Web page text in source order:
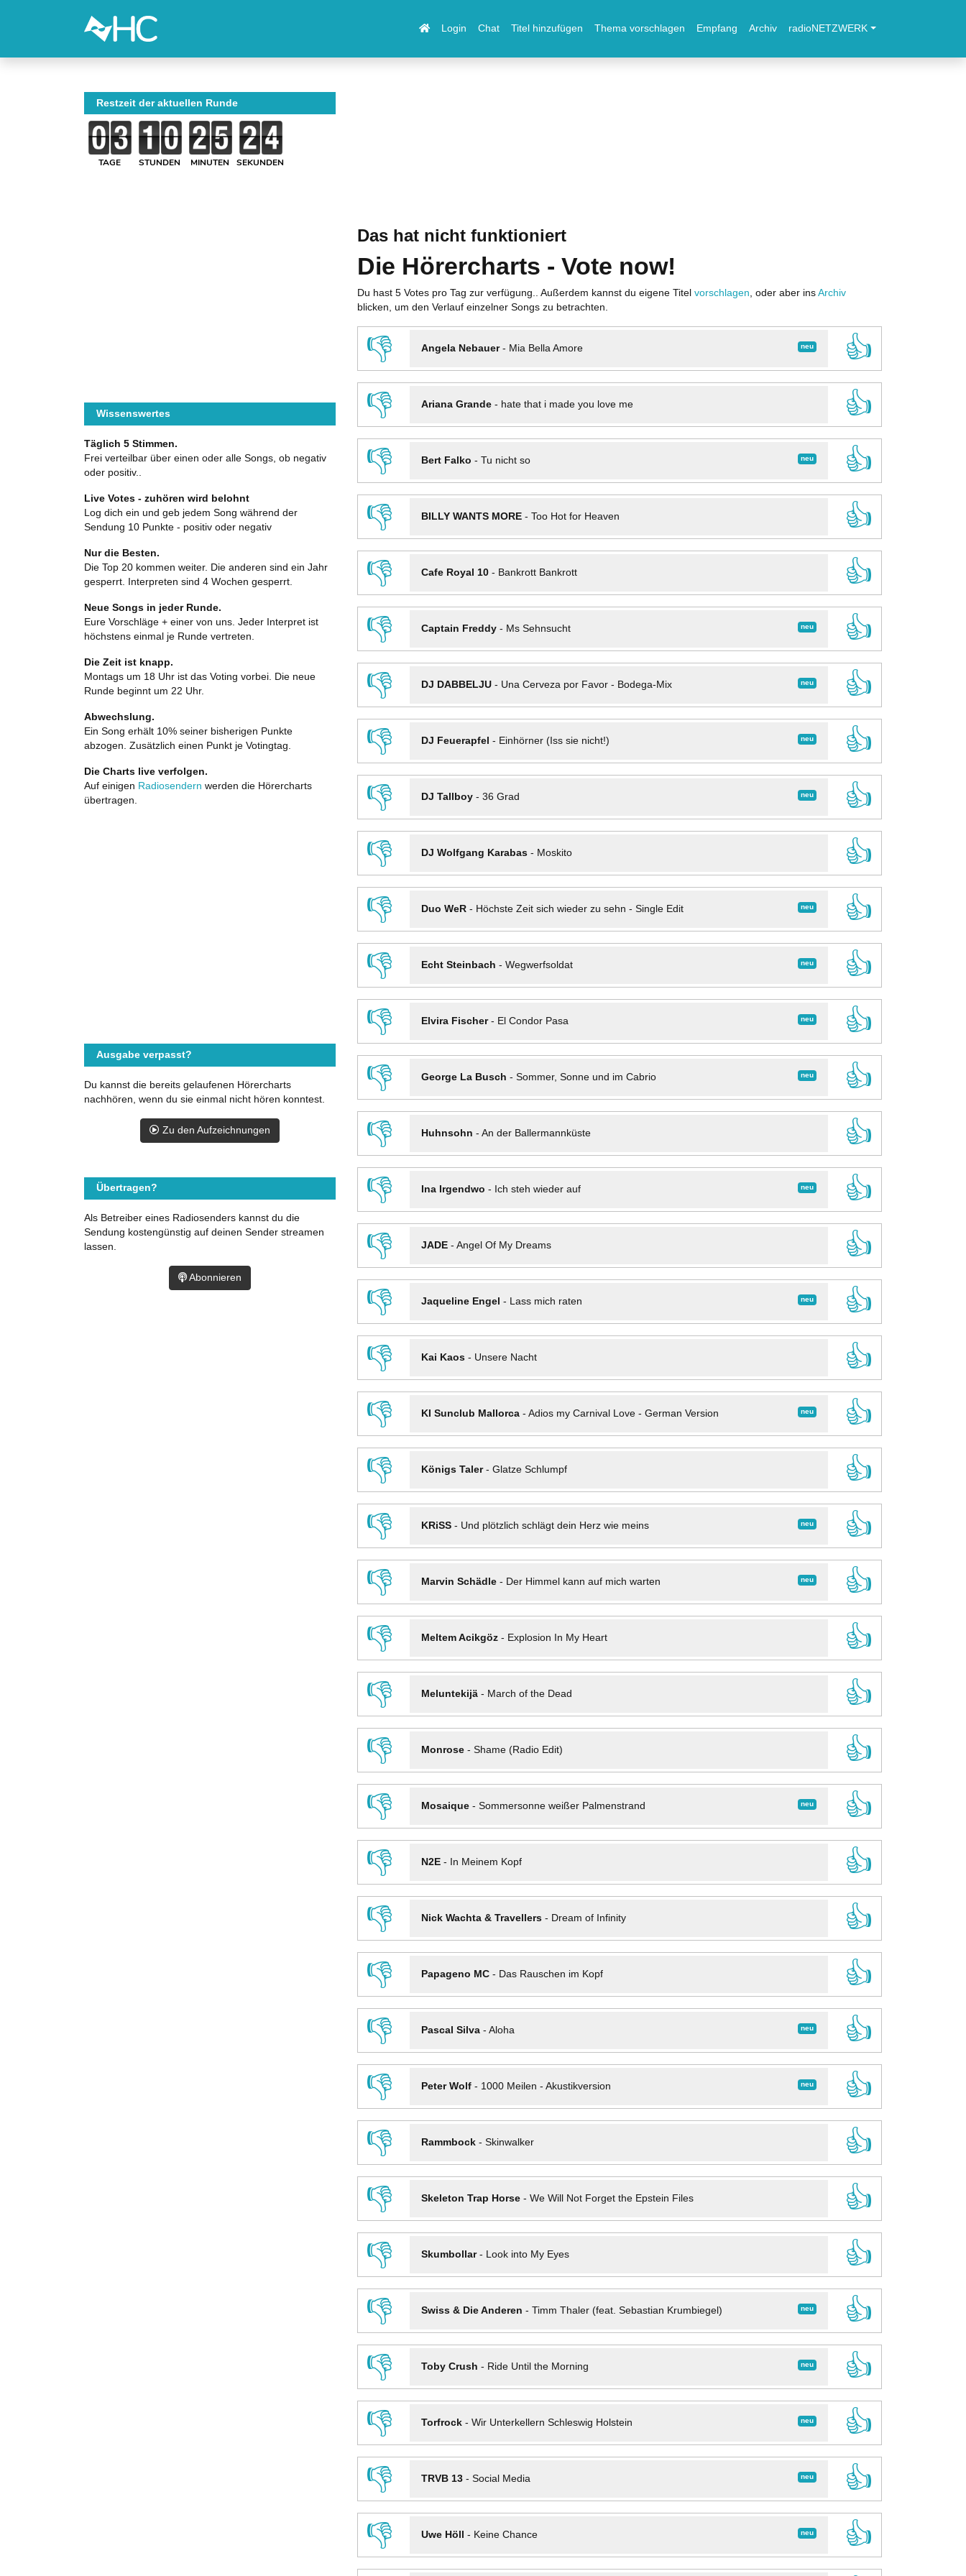
Login Chat Titel hinzufügen Thema vorschlagen Empfang Archiv radioNETZWERK
Das hat nicht funktioniert
Die Hörercharts - Vote now!
Du hast 5 Votes pro Tag zur verfügung.. Außerdem kannst du eigene Titel vorschlagen , oder aber ins Archiv
blicken, um den Verlauf einzelner Songs zu betrachten.
👎 neu
Angela Nebauer- Mia Bella Amore
👍
👎
Ariana Grande- hate that i made you love me
👍
👎
neu
Bert Falko - Tu nicht so
👍
👎
BILLY WANTS MORE- Too Hot for Heaven
👍
👎
Cafe Royal 10- Bankrott Bankrott
👍
👎
neu
Captain Freddy- Ms Sehnsucht
👍
👎
neu
DJ DABBELJU- Una Cerveza por Favor - Bodega-Mix
👍
👎
neu
DJ Feuerapfel - Einhörner (Iss sie nicht!)
👍
👎
neu
DJ Tallboy- 36 Grad
👍
👎
DJ Wolfgang Karabas- Moskito
👍
👎
neu
Duo WeR- Höchste Zeit sich wieder zu sehn - Single Edit
👍
👎
neu
Echt Steinbach - Wegwerfsoldat
👍
👎
neu
Elvira Fischer- El Condor Pasa
👍
👎
neu
George La Busch - Sommer, Sonne und im Cabrio
👍
👎
Huhnsohn - An der Ballermannküste
👍
👎
neu
Ina Irgendwo - Ich steh wieder auf
👍
👎
JADE- Angel Of My Dreams
👍
👎
neu
Jaqueline Engel - Lass mich raten
👍
👎
Kai Kaos- Unsere Nacht
👍
👎
neu
KI Sunclub Mallorca- Adios my Carnival Love - German Version
👍
👎
Königs Taler- Glatze Schlumpf
👍
👎
neu
KRiSS- Und plötzlich schlägt dein Herz wie meins
👍
👎
neu
Marvin Schädle- Der Himmel kann auf mich warten
👍
👎
Meltem Acikgöz- Explosion In My Heart
👍
👎
Meluntekijä- March of the Dead
👍
👎
Monrose- Shame (Radio Edit)
👍
👎
neu
Mosaique- Sommersonne weißer Palmenstrand
👍
👎
N2E- In Meinem Kopf
👍
👎
Nick Wachta & Travellers- Dream of Infinity
👍
👎
Papageno MC- Das Rauschen im Kopf
👍
👎
neu
Pascal Silva- Aloha
👍
👎
neu
Peter Wolf- 1000 Meilen - Akustikversion
👍
👎
Rammbock- Skinwalker
👍
👎
Skeleton Trap Horse- We Will Not Forget the Epstein Files
👍
👎
Skumbollar- Look into My Eyes
👍
👎
neu
Swiss & Die Anderen - Timm Thaler (feat. Sebastian Krumbiegel)
👍
👎
neu
Toby Crush - Ride Until the Morning
👍
👎
neu
Torfrock- Wir Unterkellern Schleswig Holstein
👍
👎
neu
TRVB 13- Social Media
👍
👎
neu
Uwe Höll - Keine Chance
👍
Restzeit der aktuellen Runde
TAGE STUNDEN MINUTEN SEKUNDEN
Wissenswertes
Täglich 5 Stimmen.
Frei verteilbar über einen oder alle Songs, ob negativ
oder positiv..
Live Votes - zuhören wird belohnt
Log dich ein und geb jedem Song während der
Sendung 10 Punkte - positiv oder negativ
Nur die Besten.
Die Top 20 kommen weiter. Die anderen sind ein Jahr
gesperrt. Interpreten sind 4 Wochen gesperrt.
Neue Songs in jeder Runde.
Eure Vorschläge + einer von uns. Jeder Interpret ist
höchstens einmal je Runde vertreten.
Die Zeit ist knapp.
Montags um 18 Uhr ist das Voting vorbei. Die neue
Runde beginnt um 22 Uhr.
Abwechslung.
Ein Song erhält 10% seiner bisherigen Punkte
abzogen. Zusätzlich einen Punkt je Votingtag.
Die Charts live verfolgen.
Auf einigen Radiosendern werden die Hörercharts
übertragen.
Ausgabe verpasst?
Du kannst die bereits gelaufenen Hörercharts
nachhören, wenn du sie einmal nicht hören konntest.
Zu den Aufzeichnungen
Übertragen?
Als Betreiber eines Radiosenders kannst du die
Sendung kostengünstig auf deinen Sender streamen
lassen.
Abonnieren